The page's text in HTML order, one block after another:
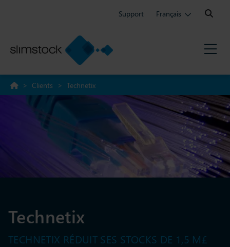
Support Français
Search:
> Clients > Technetix
Technetix
TECHNETIX RÉDUIT SES STOCKS DE 1,5 M£